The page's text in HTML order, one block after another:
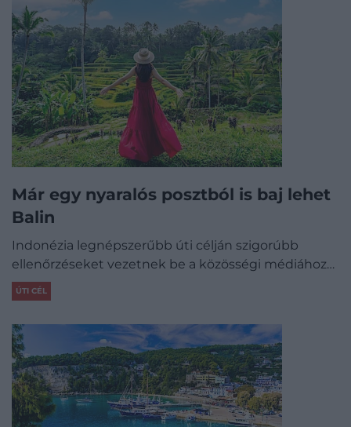
Már egy nyaralós posztból is baj lehet
Balin
Indonézia legnépszerűbb úti célján szigorúbb
ellenőrzéseket vezetnek be a közösségi médiához…
ÚTI CÉL